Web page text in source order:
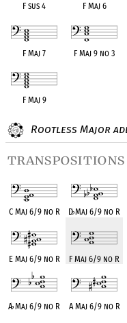
F sus 4 F Maj 6
F Maj 7 F Maj 9 no 3
F Maj 9
Rootless Major
transpositions
C Maj 6/9 no R D♭Maj 6/9 no R
E Maj 6/9 no R F Maj 6/9 no R
A♭Maj 6/9 no R A Maj 6/9 no R